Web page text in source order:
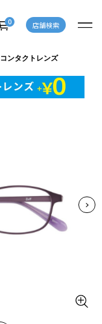
0 店舗検索
コンタクトレンズ